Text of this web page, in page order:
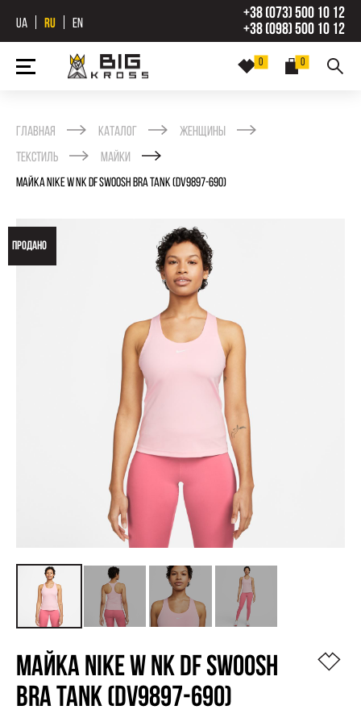
UA RU EN
+38 (073) 500 10 12
+38 (098) 500 10 12
0
0
Главная Каталог
Женщины
Текстиль
Майки
МАЙКА NIKE W NK DF SWOOSH BRA TANK (DV9897-690)
ПРОДАНО
МАЙКА NIKE W NK DF SWOOSH
BRA TANK (DV9897-690)